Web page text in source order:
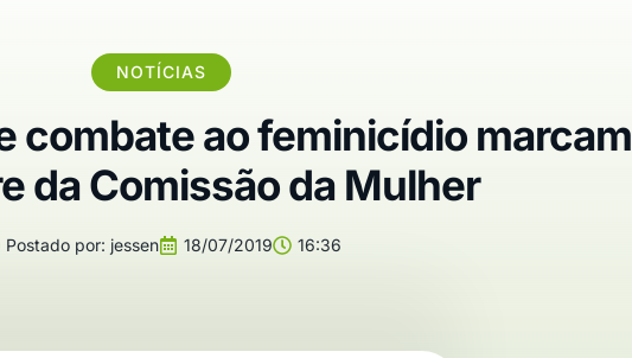
NOTÍCIAS
combate ao feminicídio marcam
da Comissão da Mulher
Postado por: jessen 18/07/2019 16:36